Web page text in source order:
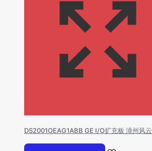
DS2001OEAG1ABB GE I/O扩充板 漳州风云